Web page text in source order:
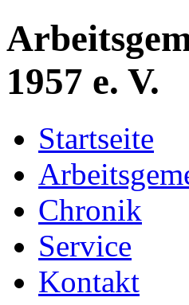
1957 e. V.
Startseite
Chronik
Service
Kontakt